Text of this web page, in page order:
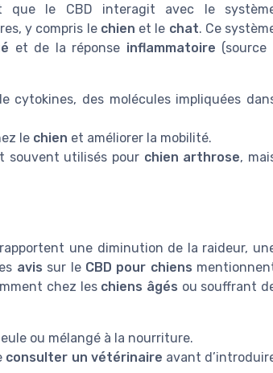
que le CBD interagit avec le
y compris le chien et le chat. Ce
et de la réponse inflammatoire (source
cytokines, des molécules impliquées
le chien et améliorer la mobilité.
souvent utilisés pour chien arthrose,
une diminution de la raideur,
avis sur le CBD pour chiens
chez les chiens âgés ou souffrant
ou mélangé à la nourriture.
consulter un vétérinaire avant